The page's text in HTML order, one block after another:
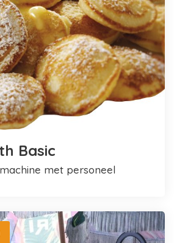
Basic
met personeel